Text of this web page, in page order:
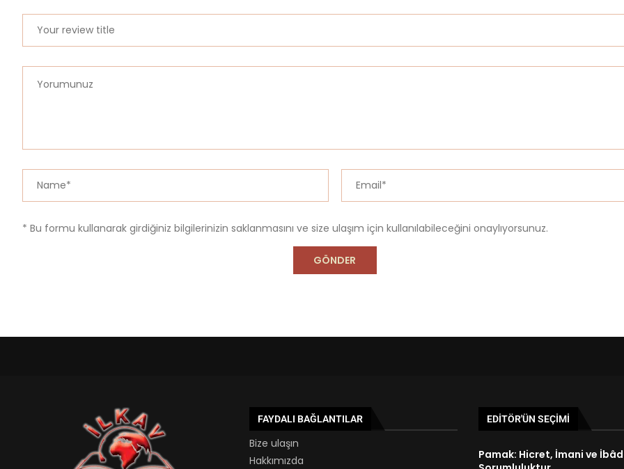
* Bu formu kullanarak girdiğiniz bilgilerinizin saklanmasını ve size ulaşım için kullanılabileceğini onaylıyorsunuz.
FAYDALI BAĞLANTILAR
Bize ulaşın
Hakkımızda
EDITÖR'ÜN SEÇIMI
Pamak: Hicret, İmani ve